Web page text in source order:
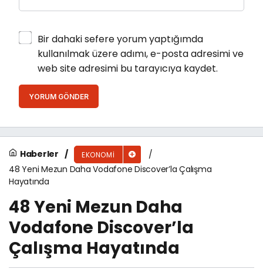
Bir dahaki sefere yorum yaptığımda
kullanılmak üzere adımı, e-posta adresimi ve
web site adresimi bu tarayıcıya kaydet.
YORUM GÖNDER
Haberler EKONOMI
48 Yeni Mezun Daha Vodafone Discover’la Çalışma
Hayatında
48 Yeni Mezun Daha
Vodafone Discover’la
Çalışma Hayatında